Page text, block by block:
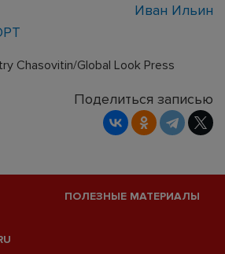
Иван Ильин
Chasovitin/Global Look Press
Поделиться записью
ПОЛЕЗНЫЕ МАТЕРИАЛЫ